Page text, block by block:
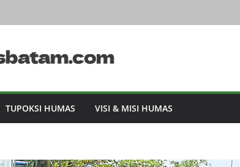
TUPOKSI HUMAS VISI & MISI HUMAS